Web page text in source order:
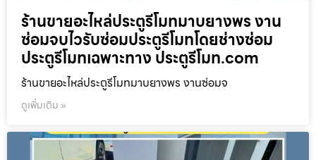
ร้านขายอะไหล่ประตูรีโมทมาบยางพร งาน
ซ่อมจบไวรับซ่อมประตูรีโมทโดยช่างซ่อม
ประตูรีโมทเฉพาะทาง ประตูรีโมท.com
ร้านขายอะไหล่ประตูรีโมทมาบยางพร งานซ่อมจ
ดูเพิ่มเติม »